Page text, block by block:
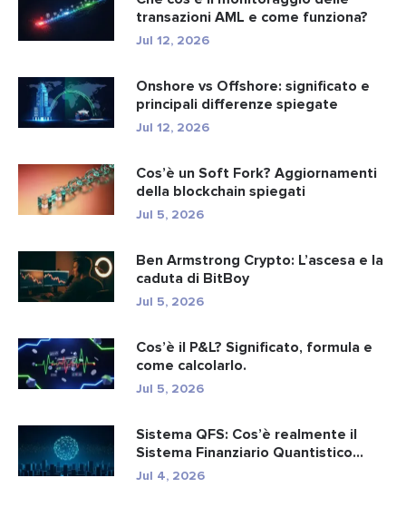
transazioni AML e come funziona?
Jul 12, 2026
Onshore vs Offshore: significato e
principali differenze spiegate
Jul 12, 2026
Cos’è un Soft Fork? Aggiornamenti
della blockchain spiegati
Jul 5, 2026
Ben Armstrong Crypto: L’ascesa e la
caduta di BitBoy
Jul 5, 2026
Cos’è il P&L? Significato, formula e
come calcolarlo.
Jul 5, 2026
Sistema QFS: Cos’è realmente il
Sistema Finanziario Quantistico...
Jul 4, 2026